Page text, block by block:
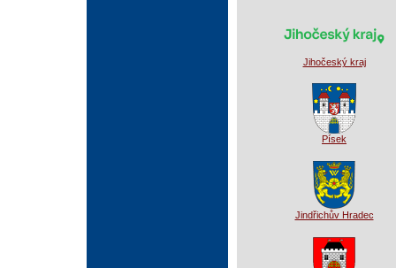
Jihočeský kraj
Písek
Jindřichův Hradec